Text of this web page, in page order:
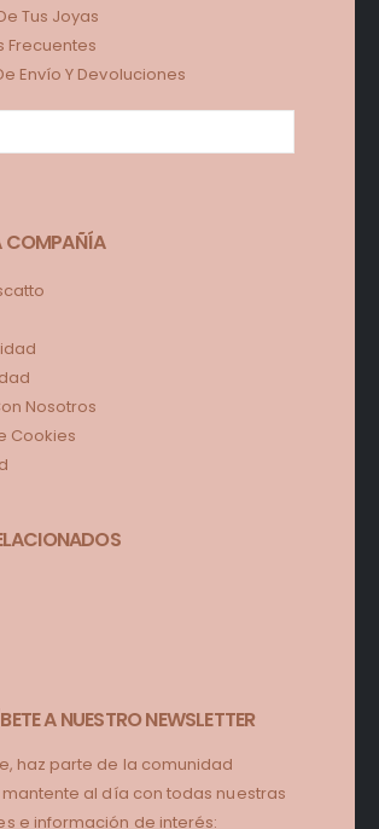
Tus Joyas
Frecuentes
Envío Y Devoluciones
COMPAÑÍA
Nosotros
Cookies
A NUESTRO NEWSLETTER
haz parte de la comunidad
mantente al día con todas nuestras
e información de interés: